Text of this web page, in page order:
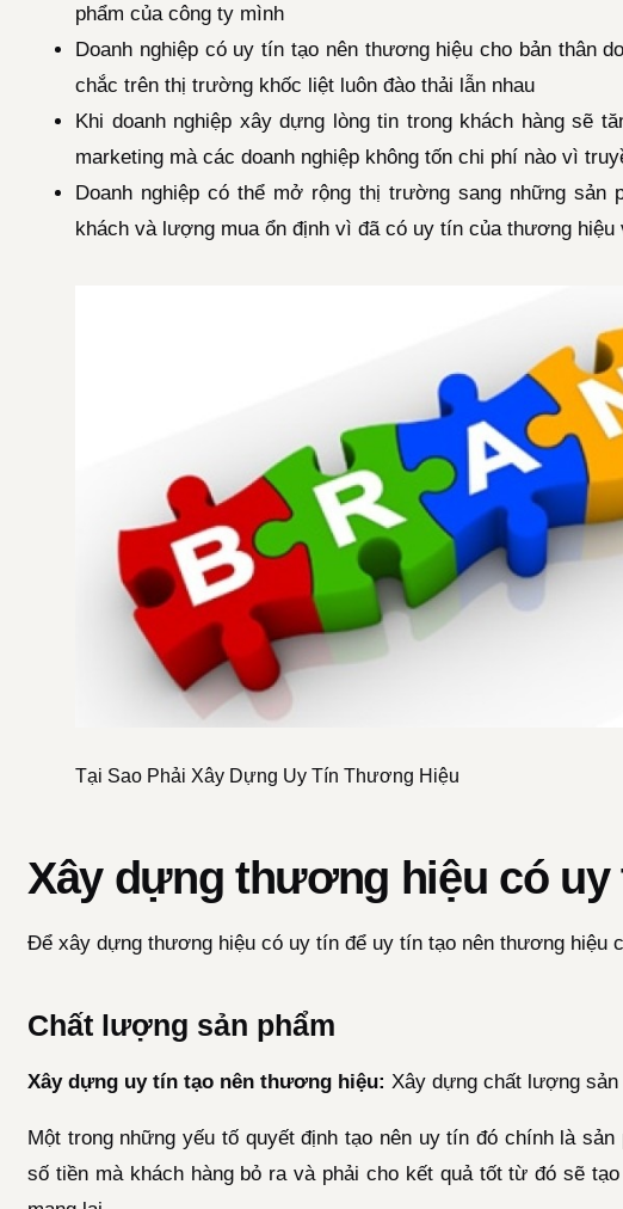
phẩm của công ty mình
Doanh nghiệp có uy tín tạo nên thương hiệu cho bản thân
chắc trên thị trường khốc liệt luôn đào thải lẫn nhau
Khi doanh nghiệp xây dựng lòng tin trong khách hàng sẽ
marketing mà các doanh nghiệp không tốn chi phí nào vì
Doanh nghiệp có thể mở rộng thị trường sang những sản
khách và lượng mua ổn định vì đã có uy tín của thương hiệu
Tại Sao Phải Xây Dựng Uy Tín Thương Hiệu
Xây dựng thương hiệu có uy
Để xây dựng thương hiệu có uy tín để uy tín tạo nên thương hiệu
Chất lượng sản phẩm
Xây dựng uy tín tạo nên thương hiệu: Xây dựng chất lượng sản
Một trong những yếu tố quyết định tạo nên uy tín đó chính là
số tiền mà khách hàng bỏ ra và phải cho kết quả tốt từ đó sẽ